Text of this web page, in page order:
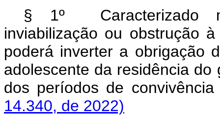
§ 1º
inviabilização ou obstrução
poderá inverter a obrigação
adolescente da residência
dos períodos de
14.340, de 2022)